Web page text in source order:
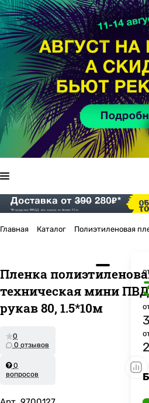
Главная Каталог Полиэтиленовая
Пленка
техническая мини ПВД
рукав 80, 1.5*10м
0
0 отзывов
0
вопросов